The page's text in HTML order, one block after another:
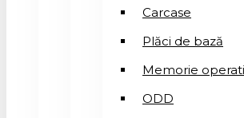
Carcase
Plăci de bază
Memorie
ODD